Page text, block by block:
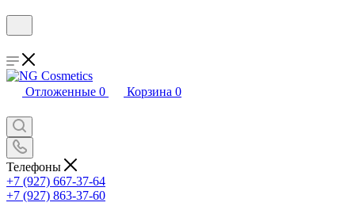
Отложенные 0 Корзина 0
Телефоны
+7 (927) 667-37-64
+7 (927) 863-37-60